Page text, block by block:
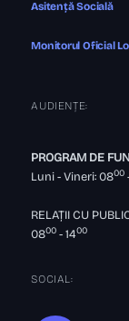
Asitență Socială
Monitorul Oficial
AUDIENȚE:
PROGRAM DE
Luni - Vineri: 0800
RELAȚII CU
0800 - 1400
SOCIAL: